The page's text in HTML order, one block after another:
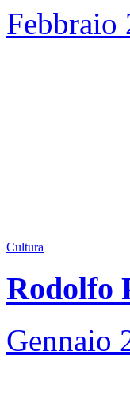
Febbraio
Cultura
Rodolfo
Gennaio